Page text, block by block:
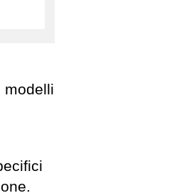
modelli